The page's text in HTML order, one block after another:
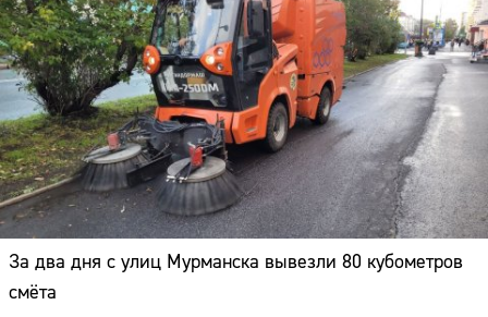
За два дня с улиц Мурманска вывезли 80 кубометров
смёта